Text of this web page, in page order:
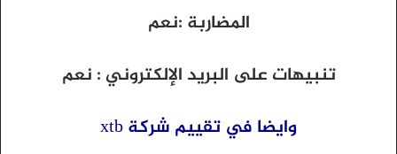
المضاربة :نعم
تنبيهات على البريد الإلكتروني : نعم
وايضا في تقييم شركة xtb